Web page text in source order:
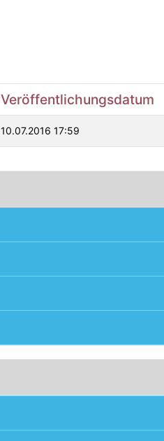
Veröffentlichungsdatum
10.07.2016 17:59